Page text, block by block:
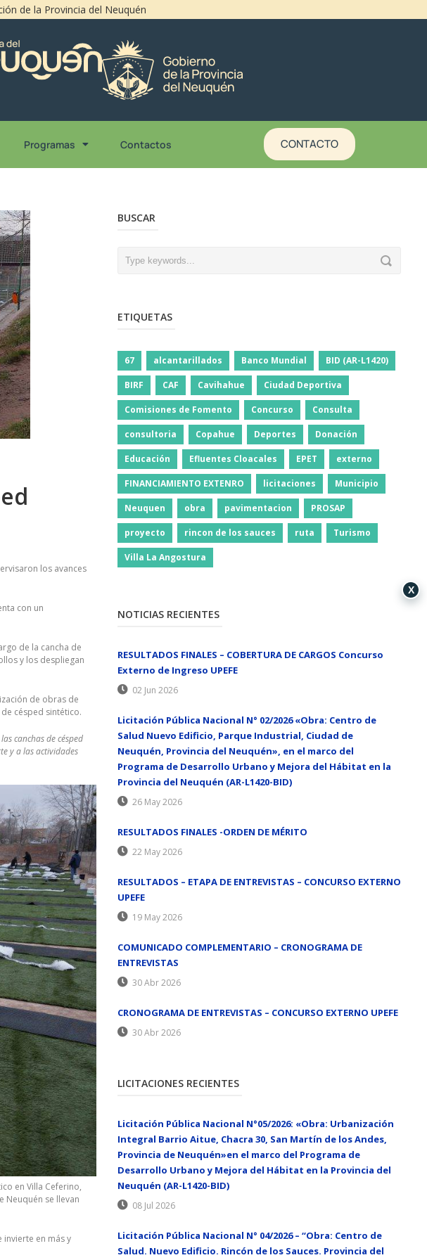
de la Provincia del Neuquén
Programas Contactos CONTACTO
los avances
con un
de la cancha de
y los despliegan
de obras de
césped sintético.
canchas de césped
y a las actividades
en Villa Ceferino,
Neuquén se llevan
en más y
BUSCAR
ETIQUETAS
67 alcantarillados Banco Mundial BID (AR-L1420)
BIRF CAF Cavihahue Ciudad Deportiva
Comisiones de Fomento Concurso Consulta
consultoria Copahue Deportes Donación
Educación Efluentes Cloacales EPET externo
FINANCIAMIENTO EXTENRO licitaciones Municipio
Neuquen obra pavimentacion PROSAP
proyecto rincon de los sauces ruta Turismo
Villa La Angostura
NOTICIAS RECIENTES
RESULTADOS FINALES – COBERTURA DE CARGOS Concurso
Externo de Ingreso UPEFE
02 Jun 2026
Licitación Pública Nacional N° 02/2026 «Obra: Centro de
Salud Nuevo Edificio, Parque Industrial, Ciudad de
Neuquén, Provincia del Neuquén», en el marco del
Programa de Desarrollo Urbano y Mejora del Hábitat en la
Provincia del Neuquén (AR-L1420-BID)
26 May 2026
RESULTADOS FINALES -ORDEN DE MÉRITO
22 May 2026
RESULTADOS – ETAPA DE ENTREVISTAS – CONCURSO EXTERNO
UPEFE
19 May 2026
COMUNICADO COMPLEMENTARIO – CRONOGRAMA DE
ENTREVISTAS
30 Abr 2026
CRONOGRAMA DE ENTREVISTAS – CONCURSO EXTERNO UPEFE
30 Abr 2026
LICITACIONES RECIENTES
Licitación Pública Nacional N°05/2026: «Obra: Urbanización
Integral Barrio Aitue, Chacra 30, San Martín de los Andes,
Provincia de Neuquén»en el marco del Programa de
Desarrollo Urbano y Mejora del Hábitat en la Provincia del
Neuquén (AR-L1420-BID)
08 Jul 2026
Licitación Pública Nacional N° 04/2026 – “Obra: Centro de
Salud. Nuevo Edificio. Rincón de los Sauces. Provincia del
X